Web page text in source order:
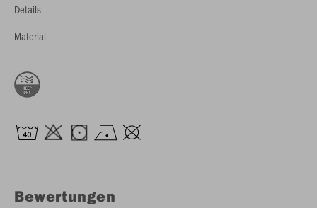
Details
Material
Bewertungen